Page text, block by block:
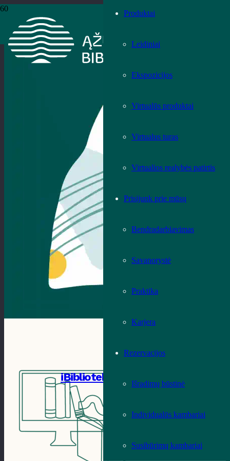
Produktai
Leidiniai
Ekspozicijos
Virtualūs produktai
Virtualus turas
Virtualios realybės patirtis
Prisijunk prie mūsų
Bendradarbiavimas
Savanorystė
Praktika
Karjera
Rezervacijos
Išradimų būstinė
Individualūs kambariai
Susibūrimų kambariai
iBiblioteka